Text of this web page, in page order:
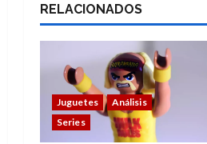
RELACIONADOS
Juguetes
Análisis
Series